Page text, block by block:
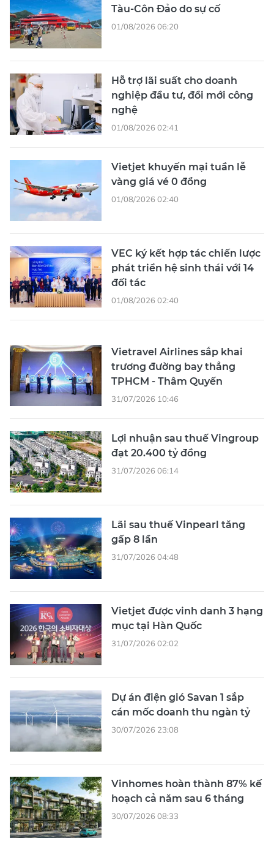
Tàu-Côn Đảo do sự cố
01/08/2026 06:20
Hỗ trợ lãi suất cho doanh
nghiệp đầu tư, đổi mới công
nghệ
01/08/2026 02:41
Vietjet khuyến mại tuần lễ
vàng giá vé 0 đồng
01/08/2026 02:40
VEC ký kết hợp tác chiến lược
phát triển hệ sinh thái với 14
đối tác
01/08/2026 02:40
Vietravel Airlines sắp khai
trương đường bay thẳng
TPHCM - Thâm Quyến
31/07/2026 10:46
Lợi nhuận sau thuế Vingroup
đạt 20.400 tỷ đồng
31/07/2026 06:14
Lãi sau thuế Vinpearl tăng
gấp 8 lần
31/07/2026 04:48
Vietjet được vinh danh 3 hạng
mục tại Hàn Quốc
31/07/2026 02:02
Dự án điện gió Savan 1 sắp
cán mốc doanh thu ngàn tỷ
30/07/2026 23:08
Vinhomes hoàn thành 87% kế
hoạch cả năm sau 6 tháng
30/07/2026 08:33